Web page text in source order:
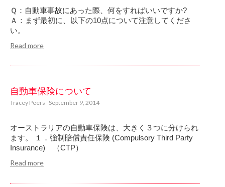
Ｑ：自動車事故にあった際、何をすればいいですか?
Ａ：まず最初に、以下の10点について注意してくださ
い。
Read more
自動車保険について
Tracey Peers September 9, 2014
オーストラリアの自動車保険は、大きく３つに分けられ
ます。 １．強制賠償責任保険 (Compulsory Third Party
Insurance) （CTP）
Read more